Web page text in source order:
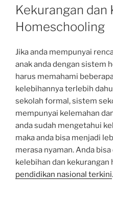
ON
Kekurangan dan
Homeschooling
Jika anda mempunyai
anak anda dengan sistem
harus memahami
kelebihannya terlebih
sekolah formal, sistem
mempunyai kelemahan
anda sudah mengetahui
maka anda bisa menjadi
merasa nyaman. Anda
kelebihan dan
pendidikan nasional terkini.